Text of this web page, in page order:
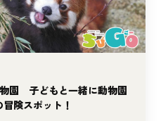
園 子どもと一緒に動物園
険スポット！